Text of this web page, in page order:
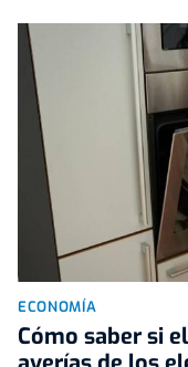
ECONOMÍA
Cómo saber si